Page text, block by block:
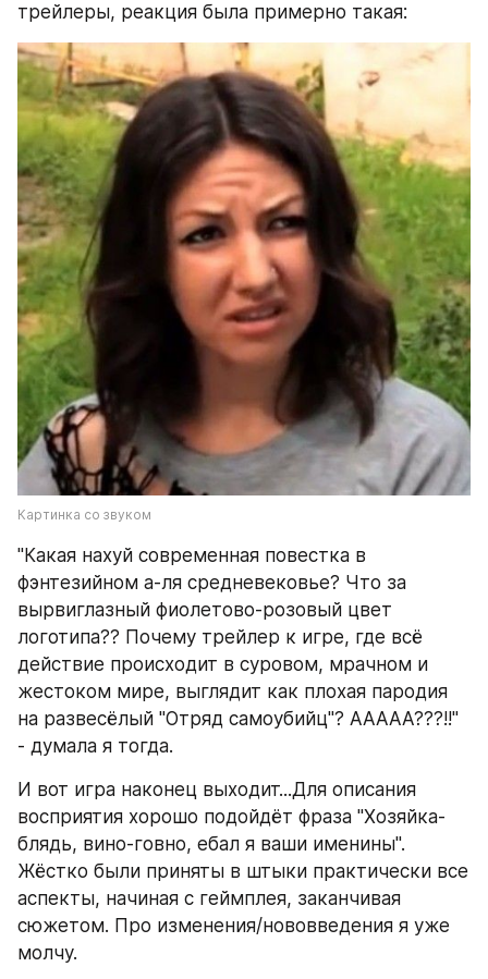
трейлеры, реакция была примерно такая:
Картинка со звуком
"Какая нахуй современная повестка в
фэнтезийном а-ля средневековье? Что за
вырвиглазный фиолетово-розовый цвет
логотипа?? Почему трейлер к игре, где всё
действие происходит в суровом, мрачном и
жестоком мире, выглядит как плохая пародия
на развесёлый "Отряд самоубийц"? ААААА???!!"
- думала я тогда.
И вот игра наконец выходит...Для описания
восприятия хорошо подойдёт фраза "Хозяйка-
блядь, вино-говно, ебал я ваши именины".
Жёстко были приняты в штыки практически все
аспекты, начиная с геймплея, заканчивая
сюжетом. Про изменения/нововведения я уже
молчу.